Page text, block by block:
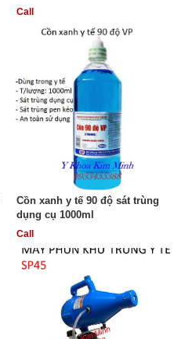
Call
Cồn xanh y tế 90 độ sát trùng
dụng cụ 1000ml
Call